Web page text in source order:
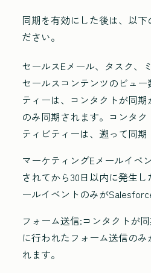
同期を有効にした後は、以下
ださい。
セールスEメール、タスク、
セールスコンテンツのビュー
ティーは、コンタクトが同
のみ同期されます。コンタ
ティビティーは、遡って同期
マーケティングEメールイベ
されてから30日以内に発生し
ールイベントのみが
フォーム送信:コンタクトが
に行われたフォーム送信の
れます。